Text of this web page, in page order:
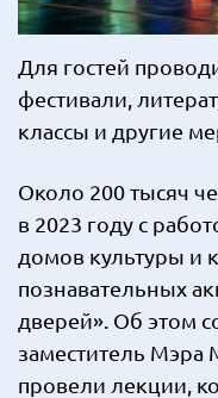
Для гостей
фестивали,
классы и другие
Около 200 тысяч
в 2023 году с
домов культуры и
познавательных
дверей». Об этом
заместитель
провели лекции,